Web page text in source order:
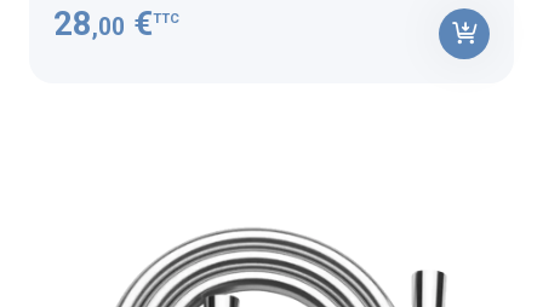
28,00 €TTC